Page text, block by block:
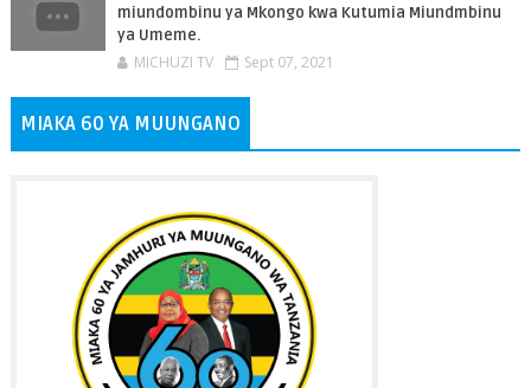
miundombinu ya Mkongo kwa Kutumia Miundmbinu
ya Umeme.
MICHUZI TV Sept 07, 2021
MIAKA 60 YA MUUNGANO